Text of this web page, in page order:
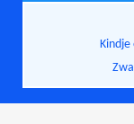
Kindje